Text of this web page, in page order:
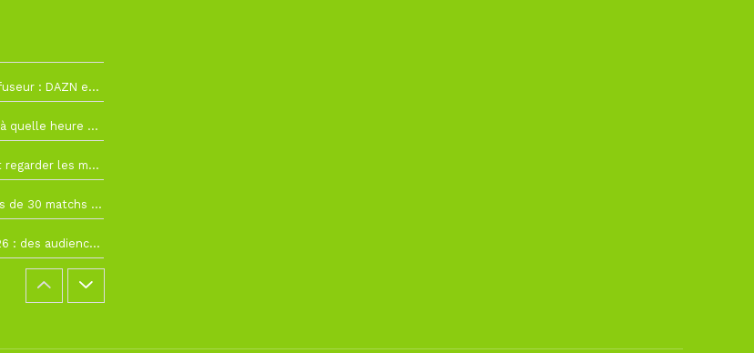
La Liga change de diffuseur : DAZN et Disney+ remplacent beIN Sports !
RC Lens – Villarreal : à quelle heure et sur quelle chaîne voir la finale de la Como Cup ?
Como Cup : comment regarder les matchs du RC Lens en direct ?
Ligue 1+ diffusera plus de 30 matchs amicaux avant la reprise de la Ligue 1
Coupe du monde 2026 : des audiences record, mais M6 devrait perdre très gros !